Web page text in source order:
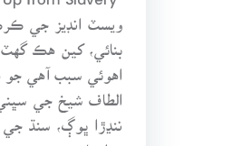
ويسٽ انڊيز جي
اهوئي سبب آهي جو
الطاف شيخ جي
ننڍڙا ڀوڳ، سنڌ
معلومات.